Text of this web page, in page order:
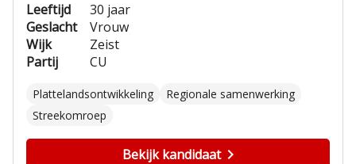
Leeftijd
30 jaar
Geslacht
Vrouw
Wijk
Zeist
Partij
CU
Plattelandsontwikkeling
Regionale samenwerking
Streekomroep
Bekijk kandidaat